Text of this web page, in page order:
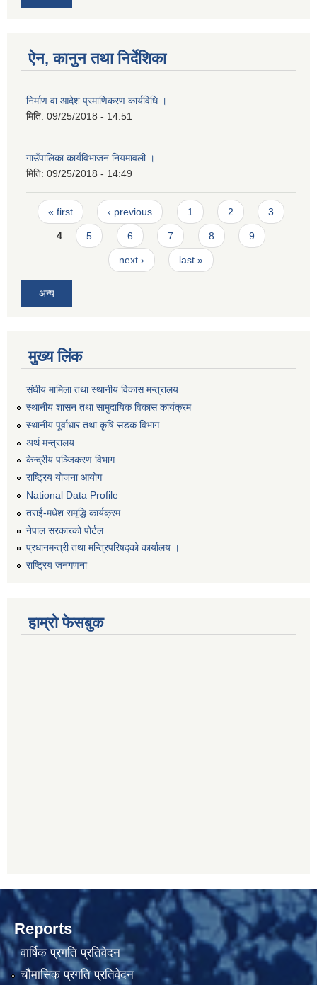
ऐन, कानुन तथा निर्देशिका
निर्माण वा आदेश प्रमाणिकरण कार्यविधि ।
मिति: 09/25/2018 - 14:51
गाउँपालिका कार्यविभाजन नियमावली ।
मिति: 09/25/2018 - 14:49
Pages
« first ‹ previous 1 2 3
4 5 6 7 8 9
next › last »
अन्य
मुख्य लिंक
संघीय मामिला तथा स्थानीय विकास मन्त्रालय
स्थानीय शासन तथा सामुदायिक विकास कार्यक्रम
स्थानीय पूर्वाधार तथा कृषि सडक विभाग
अर्थ मन्त्रालय
केन्द्रीय पञ्जिकरण विभाग
राष्ट्रिय योजना आयोग
National Data Profile
तराई-मधेश समृद्धि कार्यक्रम
नेपाल सरकारको पोर्टल
प्रधानमन्त्री तथा मन्त्रिपरिषद्को कार्यालय ।
राष्ट्रिय जनगणना
हाम्रो फेसबुक
Reports
वार्षिक प्रगति प्रतिवेदन
चौमासिक प्रगति प्रतिवेदन